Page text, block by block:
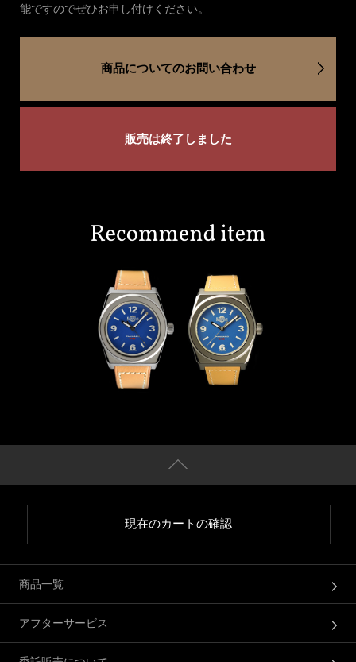
能ですのでぜひお申し付けください。
商品についてのお問い合わせ
販売は終了しました
現在のカートの確認
商品一覧
アフターサービス